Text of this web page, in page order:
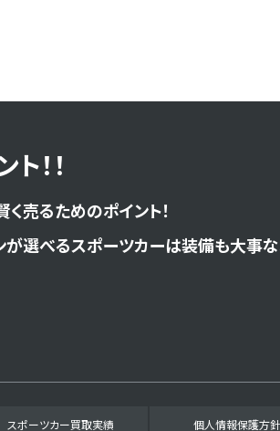
！！
売るためのポイント！
が選べるスポーツカーは装備も大事
スポーツカー買取実績 個人情報保護方針